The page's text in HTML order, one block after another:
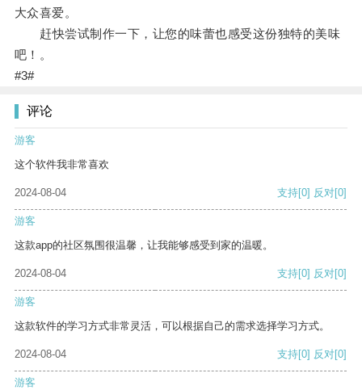
大众喜爱。
赶快尝试制作一下，让您的味蕾也感受这份独特的美味
吧！。
#3#
评论
游客
这个软件我非常喜欢
2024-08-04 支持[0] 反对[0]
游客
这款app的社区氛围很温馨，让我能够感受到家的温暖。
2024-08-04 支持[0] 反对[0]
游客
这款软件的学习方式非常灵活，可以根据自己的需求选择学习方式。
2024-08-04 支持[0] 反对[0]
游客